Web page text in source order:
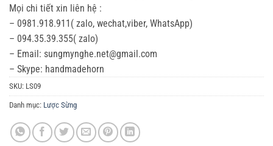
Mọi chi tiết xin liên hệ :
– 0981.918.911( zalo, wechat,viber, WhatsApp)
– 094.35.39.355( zalo)
– Email: sungmynghe.net@gmail.com
– Skype: handmadehorn
SKU: LS09
Danh mục: Lược Sừng